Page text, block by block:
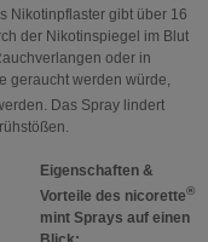
Nikotinpflaster gibt über 16
der Nikotinspiegel im Blut
oder in
geraucht werden würde,
Das Spray lindert
Eigenschaften &
Vorteile des nicorette®
mint Sprays auf einen